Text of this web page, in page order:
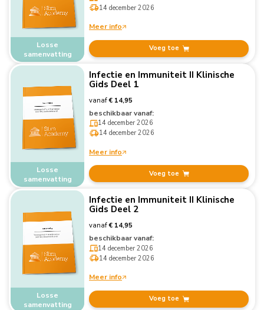
Losse
samenvatting
14 december 2026
Meer info
Voeg toe
Losse
samenvatting
Infectie en Immuniteit II Klinische
Gids Deel 1
vanaf€ 14,95
beschikbaar vanaf:
14 december 2026
14 december 2026
Meer info
Voeg toe
Losse
samenvatting
Infectie en Immuniteit II Klinische
Gids Deel 2
vanaf€ 14,95
beschikbaar vanaf:
14 december 2026
14 december 2026
Meer info
Voeg toe